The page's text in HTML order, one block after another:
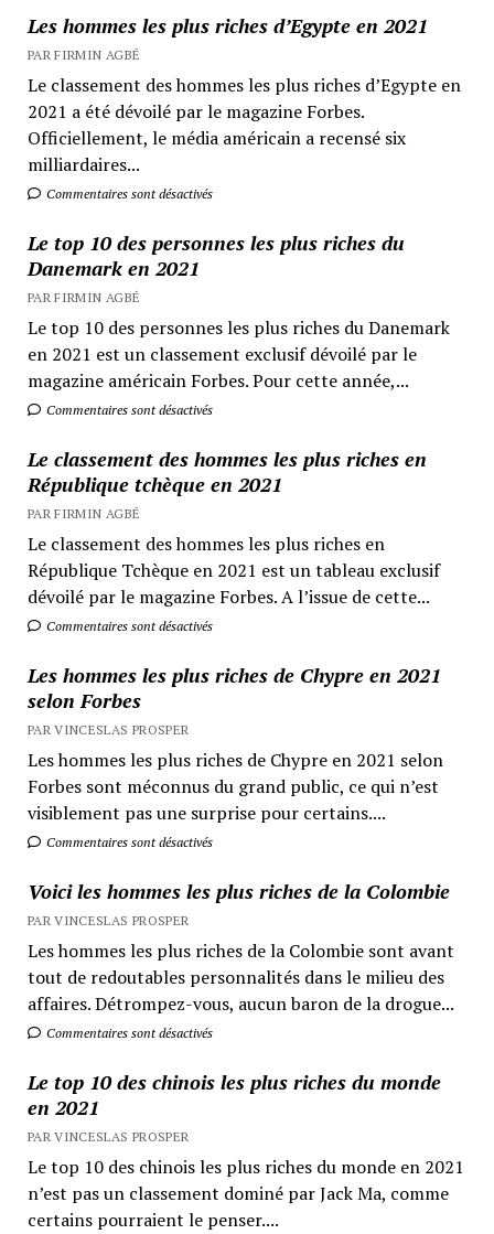
Les hommes les plus riches d’Egypte en 2021
PAR FIRMIN AGBÉ
Le classement des hommes les plus riches d’Egypte en
2021 a été dévoilé par le magazine Forbes.
Officiellement, le média américain a recensé six
milliardaires...
Commentaires sont désactivés
Le top 10 des personnes les plus riches du
Danemark en 2021
PAR FIRMIN AGBÉ
Le top 10 des personnes les plus riches du Danemark
en 2021 est un classement exclusif dévoilé par le
magazine américain Forbes. Pour cette année,...
Commentaires sont désactivés
Le classement des hommes les plus riches en
République tchèque en 2021
PAR FIRMIN AGBÉ
Le classement des hommes les plus riches en
République Tchèque en 2021 est un tableau exclusif
dévoilé par le magazine Forbes. A l’issue de cette...
Commentaires sont désactivés
Les hommes les plus riches de Chypre en 2021
selon Forbes
PAR VINCESLAS PROSPER
Les hommes les plus riches de Chypre en 2021 selon
Forbes sont méconnus du grand public, ce qui n’est
visiblement pas une surprise pour certains....
Commentaires sont désactivés
Voici les hommes les plus riches de la Colombie
PAR VINCESLAS PROSPER
Les hommes les plus riches de la Colombie sont avant
tout de redoutables personnalités dans le milieu des
affaires. Détrompez-vous, aucun baron de la drogue...
Commentaires sont désactivés
Le top 10 des chinois les plus riches du monde
en 2021
PAR VINCESLAS PROSPER
Le top 10 des chinois les plus riches du monde en 2021
n’est pas un classement dominé par Jack Ma, comme
certains pourraient le penser....